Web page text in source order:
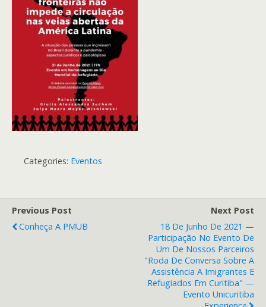
Categories: Eventos
Previous Post
Conheça A PMUB
Next Post
18 De Junho De 2021 —
Participação No Evento De
Um De Nossos Parceiros
"Roda De Conversa Sobre A
Assistência A Imigrantes E
Refugiados Em Curitiba" —
Evento Unicuritiba